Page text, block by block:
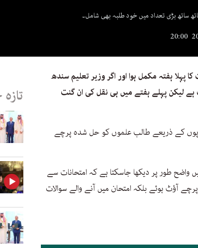
ساتھ بڑی تعداد میں خود طلبہ بھی شامل۔
پہلا ہفتہ مکمل ہوا اور اگر وزیر تعلیم سندھ
لیکن پہلے ہفتے میں ہی نقل کی ان گنت
کے ذریعے طالب علموں کو حل شدہ پرچے
طور پر دیکھا جاسکتا ہے کہ امتحانات سے
آؤٹ ہوئے بلکہ امتحان میں آنے والے سوالات